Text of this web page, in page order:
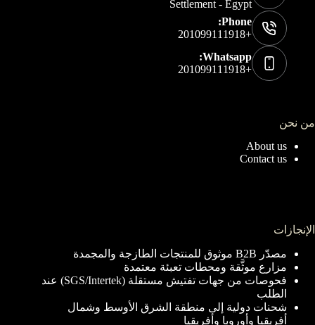
Settlement - Egypt
Phone:
+201099111918
Whatsapp:
+201099111918
من نحن
About us
Contact us
الإنجازات
مصدّر B2B موثوق للمنتجات الطازجة والمجمدة
مزارع موثَّقة ومحطات تعبئة معتمدة
فحوصات من جهات تفتيش مستقلة (SGS/Intertek) عند
الطلب
شحنات دولية إلى منطقة الشرق الأوسط وشمال
أفريقيا وأوروبا وأفريقيا